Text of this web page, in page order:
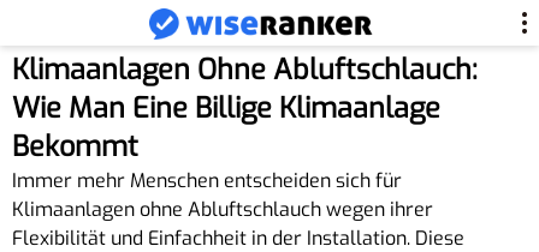
Klimaanlagen Ohne Abluftschlauch:
Wie Man Eine Billige Klimaanlage
Bekommt
Immer mehr Menschen entscheiden sich für
Klimaanlagen ohne Abluftschlauch wegen ihrer
Flexibilität und Einfachheit in der Installation. Diese